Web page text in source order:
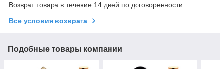
Возврат товара в течение 14 дней по договоренности
Все условия возврата
Подобные товары компании